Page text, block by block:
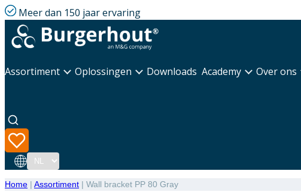
Meer dan 150 jaar ervaring
Assortiment Oplossingen Downloads Academy Over ons
Taal
Home | Assortiment | Wall bracket PP 80 Gray